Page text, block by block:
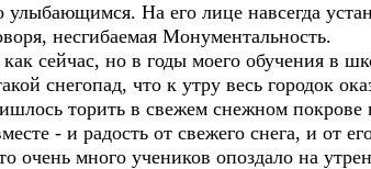
улыбающимся. На его лице навсегда
несгибаемая Монументальность.
сейчас, но в годы моего обучения в
снегопад, что к утру весь городок
торить в свежем снежном покрове
- и радость от свежего снега, и от
очень много учеников опоздало на